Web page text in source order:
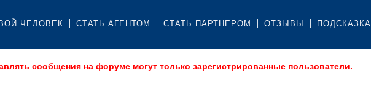
ЧЕЛОВЕК СТАТЬ АГЕНТОМ СТАТЬ ПАРТНЕРОМ ОТЗЫВЫ ПОДСКАЗКА
сообщения на форуме могут только зарегистрированные пользователи.